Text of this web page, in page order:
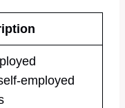
employed